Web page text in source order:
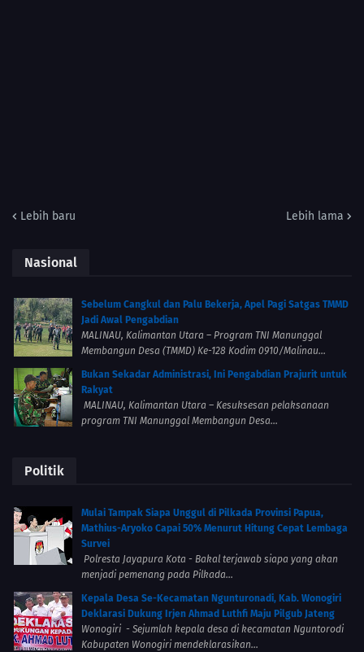
Lebih baru Lebih lama
Nasional
Sebelum Cangkul dan Palu Bekerja, Apel Pagi Satgas TMMD
Jadi Awal Pengabdian
MALINAU, Kalimantan Utara – Program TNI Manunggal
Membangun Desa (TMMD) Ke-128 Kodim 0910/Malinau...
Bukan Sekadar Administrasi, Ini Pengabdian Prajurit untuk
Rakyat
MALINAU, Kalimantan Utara – Kesuksesan pelaksanaan
program TNI Manunggal Membangun Desa...
Politik
Mulai Tampak Siapa Unggul di Pilkada Provinsi Papua,
Mathius-Aryoko Capai 50% Menurut Hitung Cepat Lembaga
Survei
Polresta Jayapura Kota - Bakal terjawab siapa yang akan
menjadi pemenang pada Pilkada...
Kepala Desa Se-Kecamatan Ngunturonadi, Kab. Wonogiri
Deklarasi Dukung Irjen Ahmad Luthfi Maju Pilgub Jateng
Wonogiri - Sejumlah kepala desa di kecamatan Nguntorodi
Kabupaten Wonogiri mendeklarasikan...